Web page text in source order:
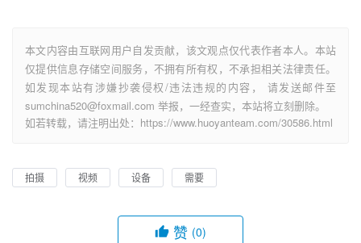
本文内容由互联网用户自发贡献，该文观点仅代表作者本人。本站
仅提供信息存储空间服务，不拥有所有权，不承担相关法律责任。
如发现本站有涉嫌抄袭侵权/违法违规的内容， 请发送邮件至
sumchina520@foxmail.com 举报，一经查实，本站将立刻删除。
如若转载，请注明出处：https://www.huoyanteam.com/30586.html
拍摄 视频 设备 需要
赞 (0)